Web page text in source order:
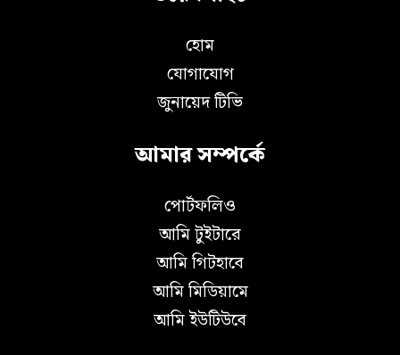
হোম
যোগাযোগ
জুনায়েদ টিভি
আমার সম্পর্কে
পোর্টফলিও
আমি টুইটারে
আমি গিটহাবে
আমি মিডিয়ামে
আমি ইউটিউবে